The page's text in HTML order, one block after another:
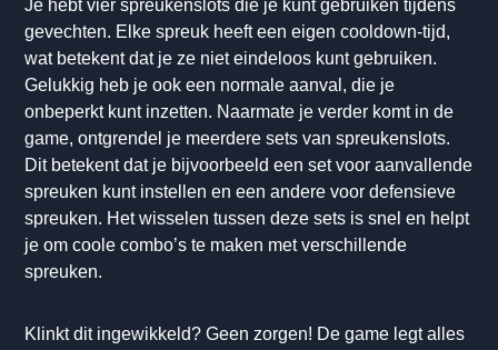
Je hebt vier spreukenslots die je kunt gebruiken tijdens
gevechten. Elke spreuk heeft een eigen cooldown-tijd,
wat betekent dat je ze niet eindeloos kunt gebruiken.
Gelukkig heb je ook een normale aanval, die je
onbeperkt kunt inzetten. Naarmate je verder komt in de
game, ontgrendel je meerdere sets van spreukenslots.
Dit betekent dat je bijvoorbeeld een set voor aanvallende
spreuken kunt instellen en een andere voor defensieve
spreuken. Het wisselen tussen deze sets is snel en helpt
je om coole combo’s te maken met verschillende
spreuken.
Klinkt dit ingewikkeld? Geen zorgen! De game legt alles